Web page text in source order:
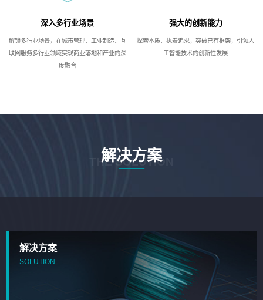
深入多行业场景
解锁多行业场景，在城市管理、工业制造、互
联网服务多行业领域实现商业落地和产业的深
度融合
强大的创新能力
探索本质、执着追求，突破已有框架，引领人
工智能技术的创新性发展
解决方案
THE SOLUTION
解决方案
SOLUTION